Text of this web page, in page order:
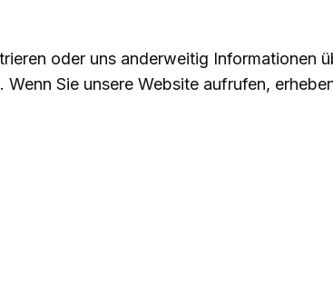
oder uns anderweitig Informationen
Sie unsere Website aufrufen,